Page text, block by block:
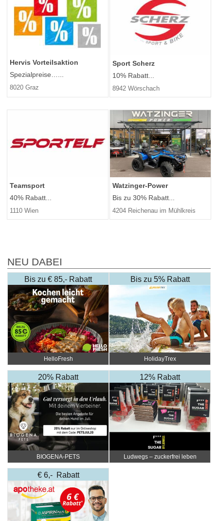
Hervis Vorteilsaktion
Spezialpreise…...
8020 Graz
Sport Scherz
10% Rabatt...
8942 Wörschach
Teamsport
40% Rabatt...
1110 Wien
Watzinger-Power
Bis zu 30% Rabatt...
4204 Reichenau im Mühlkreis
NEU DABEI
Bis zu € 85,- Rabatt
HelloFresh
Bis zu 5% Rabatt
HolidayTrex
20% Rabatt
BIOGENA-PETS
12% Rabatt
Ludwegs – zuckerfrei leben
€ 6,- Rabatt